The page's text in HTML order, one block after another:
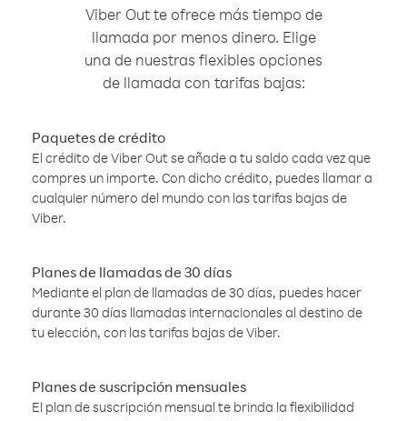
Viber Out te ofrece más tiempo de
llamada por menos dinero. Elige
una de nuestras flexibles opciones
de llamada con tarifas bajas:
Paquetes de crédito
El crédito de Viber Out se añade a tu saldo cada vez que
compres un importe. Con dicho crédito, puedes llamar a
cualquier número del mundo con las tarifas bajas de
Viber.
Planes de llamadas de 30 días
Mediante el plan de llamadas de 30 días, puedes hacer
durante 30 días llamadas internacionales al destino de
tu elección, con las tarifas bajas de Viber.
Planes de suscripción mensuales
El plan de suscripción mensual te brinda la flexibilidad